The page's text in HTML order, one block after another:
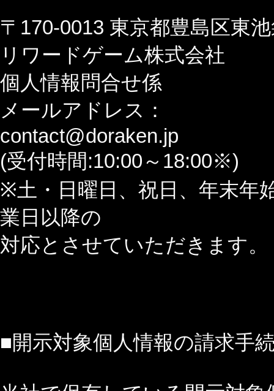
〒170-0013 東京都豊島区東
リワードゲーム株式会社
個人情報問合せ係
メールアドレス：
contact@doraken.jp
(受付時間:10:00～18:00※)
※土・日曜日、祝日、年末年
業日以降の
対応とさせていただきます。
■開示対象個人情報の請求手